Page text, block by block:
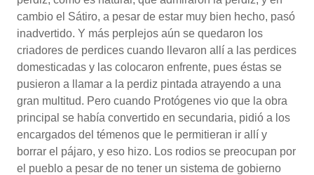
cambio el Sátiro, a pesar de estar muy bien hecho, pasó
inadvertido. Y más perplejos aún se quedaron los
criadores de perdices cuando llevaron allí a las perdices
domesticadas y las colocaron enfrente, pues éstas se
pusieron a llamar a la perdiz pintada atrayendo a una
gran multitud. Pero cuando Protógenes vio que la obra
principal se había convertido en secundaria, pidió a los
encargados del témenos que le permitieran ir allí y
borrar el pájaro, y eso hizo. Los rodios se preocupan por
el pueblo a pesar de no tener un sistema de gobierno